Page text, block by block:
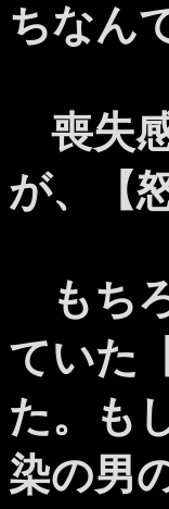
ちなん
喪失
が、【
もち
ていた
た。も
染の男